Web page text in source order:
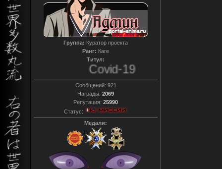
Группа: Куратор проекта
Ранг: Каге
Титул:
Сообщений: 921
Награды: 2069
Репутация: 25990
Статус:
Медали: